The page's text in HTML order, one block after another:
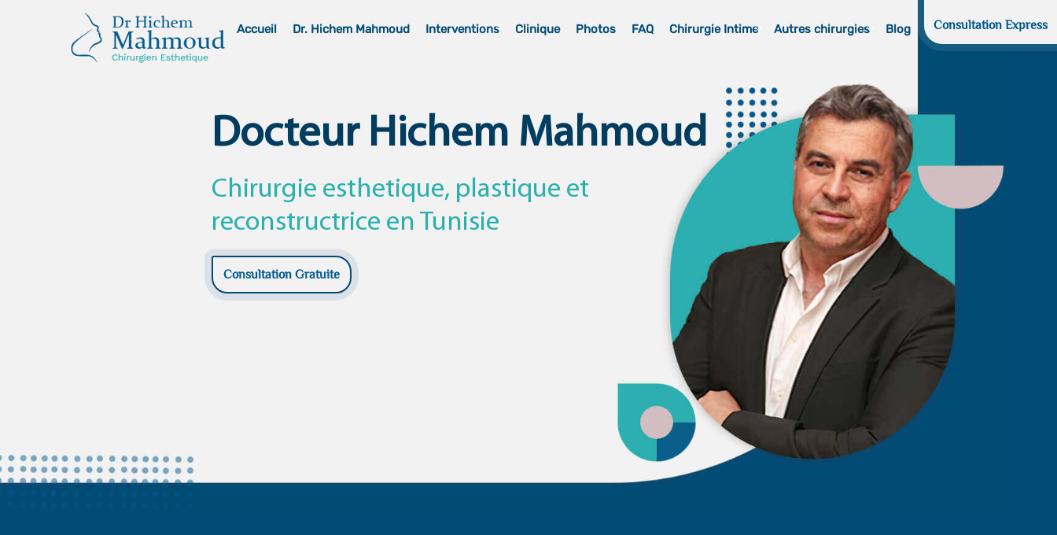
Accueil Dr. Hichem Mahmoud Interventions Clinique Photos FAQ Chirurgie Intime Autres chirurgies Blog Consultation Express
Docteur Hichem Mahmoud
Chirurgie esthetique, plastique et
reconstructrice en Tunisie
Consultation Gratuite